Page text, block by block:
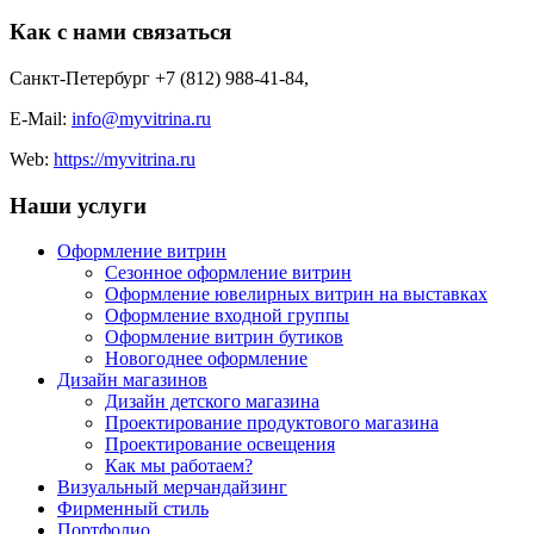
Как с нами связаться
Санкт-Петербург +7 (812) 988-41-84,
E-Mail: info@myvitrina.ru
Web: https://myvitrina.ru
Наши услуги
Оформление витрин
Сезонное оформление витрин
Оформление ювелирных витрин на выставках
Оформление входной группы
Оформление витрин бутиков
Новогоднее оформление
Дизайн магазинов
Дизайн детского магазина
Проектирование продуктового магазина
Проектирование освещения
Как мы работаем?
Визуальный мерчандайзинг
Фирменный стиль